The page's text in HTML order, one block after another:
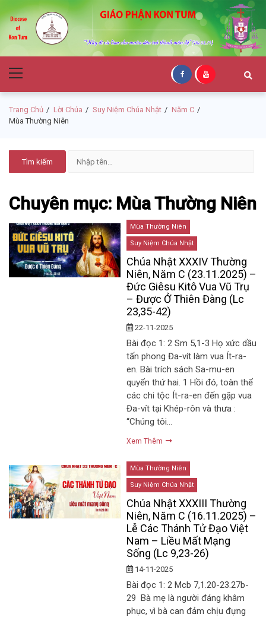
to
navigation
to
content
Giáo Phận Kon
Tum
Menu
Trang Chủ Lời Chúa Suy Niệm Chúa Nhật
Năm C
Mùa Thường Niên
Chuyên mục: Mùa Thường Niên
Mùa Thường Niên
Suy Niệm Chúa Nhật
Chúa Nhật XXXIV Thường
Niên, Năm C (23.11.2025) –
Đức Giêsu Kitô Vua Vũ Trụ
– Được Ở Thiên Đàng (Lc
23,35-42)
22-11-2025
Bài đọc 1: 2 Sm 5,1-3 Họ xức dầu
tấn phong Đa-vít làm vua Ít-ra-
en. Bài trích sách Sa-mu-en
quyển thứ hai. 1 Hồi đó, toàn thể
các chi tộc Ít-ra-en đến gặp vua
Đa-vít tại Khép-rôn và thưa :
“Chúng tôi…
Xem Thêm
Mùa Thường Niên
Suy Niệm Chúa Nhật
Chúa Nhật XXXIII Thường
Niên, Năm C (16.11.2025) –
Lễ Các Thánh Tử Đạo Việt
Nam – Liều Mất Mạng
Sống (Lc 9,23-26)
14-11-2025
Bài đọc 1: 2 Mcb 7,1.20-23.27b-
29 Bà mẹ là người đáng khâm
phục, vì bà can đảm chịu đựng